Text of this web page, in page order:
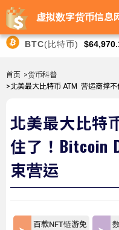
虚拟数字货币信息
BTC(比特币)
首页 >货币科普
>北美最大比特币 ATM 营运商撑
北美最大比特
住了！Bitcoin
束营运
百款NFT链游免